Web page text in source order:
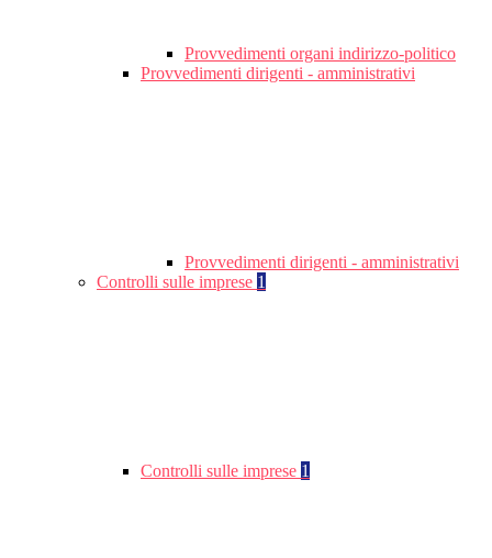
Provvedimenti organi indirizzo-politico
Provvedimenti dirigenti - amministrativi
Provvedimenti dirigenti - amministrativi
Controlli sulle imprese 1
Controlli sulle imprese 1